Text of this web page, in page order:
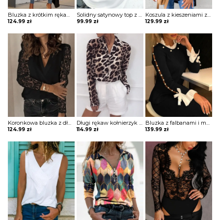
Bluzka z krótkim rękawem i dekoltem w szpic Jarmila
124.99 zł
Solidny satynowy top z dekoltem w szpic bluzka Neziha
99.99 zł
Koszula z kieszeniami zapinanymi na guziki bluzka Ritva
129.99 zł
Koronkowa bluzka z długim rękawem Norela
124.99 zł
Długi rękaw kołnierzyk cętki panterka koszula rozpinana do pracy casual na co dzień bluzka Ayn
114.99 zł
Bluzka z falbanami i mankietami Misti
139.99 zł